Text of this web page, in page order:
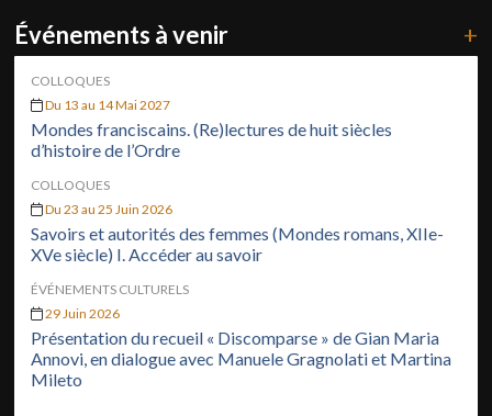
Événements à venir +
COLLOQUES
Du 13 au 14 Mai 2027
Mondes franciscains. (Re)lectures de huit siècles
d’histoire de l’Ordre
COLLOQUES
Du 23 au 25 Juin 2026
Savoirs et autorités des femmes (Mondes romans, XIIe-
XVe siècle) I. Accéder au savoir
ÉVÉNEMENTS CULTURELS
29 Juin 2026
Présentation du recueil « Discomparse » de Gian Maria
Annovi, en dialogue avec Manuele Gragnolati et Martina
Mileto